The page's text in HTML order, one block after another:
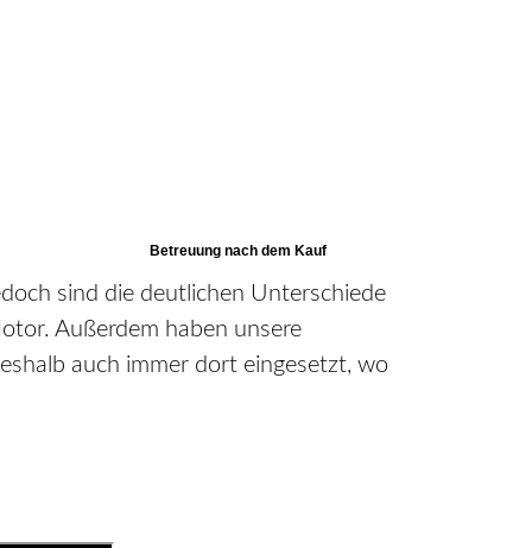
sind die deutlichen Unterschiede
Außerdem haben unsere
auch immer dort eingesetzt, wo